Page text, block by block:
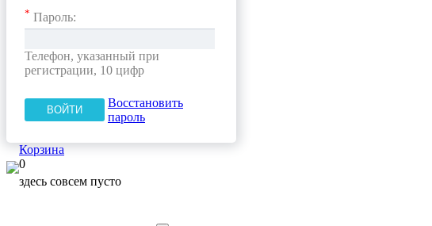
* Пароль:
Телефон, указанный при
регистрации, 10 цифр
Восстановить
пароль
Корзина
0
здесь совсем пусто